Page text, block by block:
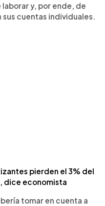
y, por ende, de
cuentas individuales.
pierden el 3% del
dice economista
tomar en cuenta a